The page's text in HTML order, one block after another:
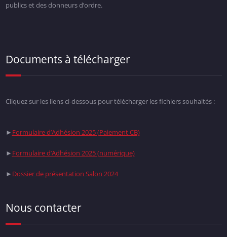
publics et des donneurs d’ordre.
Documents à télécharger
Cliquez sur les liens ci-dessous pour télécharger les fichiers souhaités :
► Formulaire d’Adhésion 2025 (Paiement CB)
► Formulaire d’Adhésion 2025 (numérique)
► Dossier de présentation Salon 2024
Nous contacter